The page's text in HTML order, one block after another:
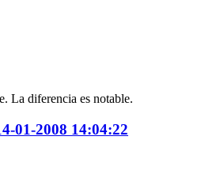
La diferencia es notable.
01-2008 14:04:22